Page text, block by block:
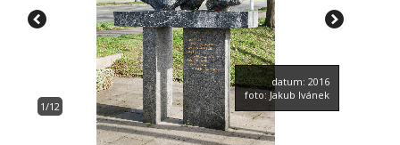
1/12
datum: 2016
foto: Jakub Ivánek